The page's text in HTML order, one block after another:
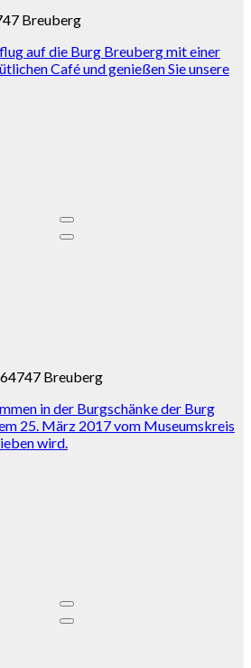
Breuberg
auf die Burg Breuberg mit einer
Café und genießen Sie unsere
Breuberg
in der Burgschänke der Burg
25. März 2017 vom Museumskreis
wird.